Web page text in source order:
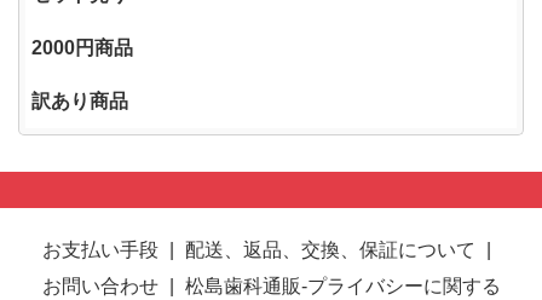
2000円商品
訳あり商品
お支払い手段 配送、返品、交換、保証について
お問い合わせ
松島歯科通販-プライバシーに関する